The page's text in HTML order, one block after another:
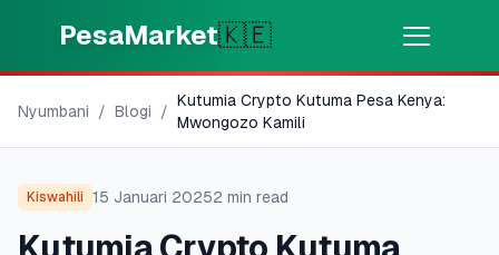
PesaMarket🇰🇪
⚡Pesa Sasa
Pata pesa kwa dakika
🌍 CHAGUA NCHI
🇰🇪Kenya
Nyumbani / Blogi /
Kutumia Crypto Kutuma Pesa Kenya:
Mwongozo Kamili
Kiswahili 15 Januari 20252 min read